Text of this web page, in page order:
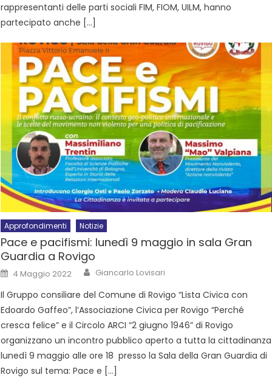
rappresentanti delle parti sociali FIM, FIOM, UILM, hanno
partecipato anche […]
Approfondimenti Notizie
Pace e pacifismi: lunedì 9 maggio in sala Gran
Guardia a Rovigo
4 Maggio 2022 Giancarlo Lovisari
Il Gruppo consiliare del Comune di Rovigo “Lista Civica con
Edoardo Gaffeo”, l’Associazione Civica per Rovigo “Perché
cresca felice” e il Circolo ARCI “2 giugno 1946” di Rovigo
organizzano un incontro pubblico aperto a tutta la cittadinanza
lunedì 9 maggio alle ore 18 presso la Sala della Gran Guardia di
Rovigo sul tema: Pace e […]